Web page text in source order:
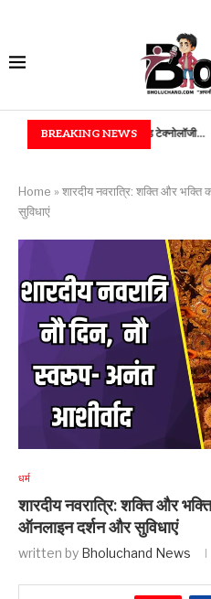
BREAKING NEWS
एवं फूड टेक्नोलॉजी... बस्तर में उच्च
Home » शारदीय नवरात्रि: शक्ति और
सुविधाएं
धर्म
शारदीय नवरात्रि: शक्ति और
ऑनलाइन दर्शन और सुविधाएं
written by Bholuchand News